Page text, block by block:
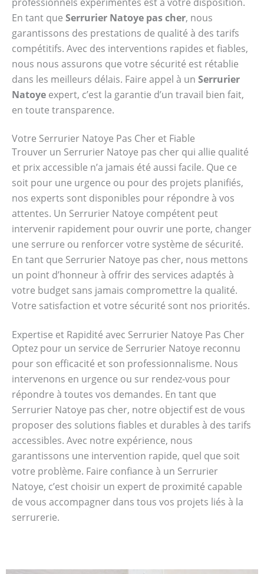
En tant que Serrurier Natoye pas cher, nous
garantissons des prestations de qualité à des tarifs
compétitifs. Avec des interventions rapides et fiables,
nous nous assurons que votre sécurité est rétablie
dans les meilleurs délais. Faire appel à un Serrurier
Natoye expert, c’est la garantie d’un travail bien fait,
en toute transparence.
Votre Serrurier Natoye Pas Cher et Fiable
Trouver un Serrurier Natoye pas cher qui allie qualité
et prix accessible n’a jamais été aussi facile. Que ce
soit pour une urgence ou pour des projets planifiés,
nos experts sont disponibles pour répondre à vos
attentes. Un Serrurier Natoye compétent peut
intervenir rapidement pour ouvrir une porte, changer
une serrure ou renforcer votre système de sécurité.
En tant que Serrurier Natoye pas cher, nous mettons
un point d’honneur à offrir des services adaptés à
votre budget sans jamais compromettre la qualité.
Votre satisfaction et votre sécurité sont nos priorités.
Expertise et Rapidité avec Serrurier Natoye Pas Cher
Optez pour un service de Serrurier Natoye reconnu
pour son efficacité et son professionnalisme. Nous
intervenons en urgence ou sur rendez-vous pour
répondre à toutes vos demandes. En tant que
Serrurier Natoye pas cher, notre objectif est de vous
proposer des solutions fiables et durables à des tarifs
accessibles. Avec notre expérience, nous
garantissons une intervention rapide, quel que soit
votre problème. Faire confiance à un Serrurier
Natoye, c’est choisir un expert de proximité capable
de vous accompagner dans tous vos projets liés à la
serrurerie.